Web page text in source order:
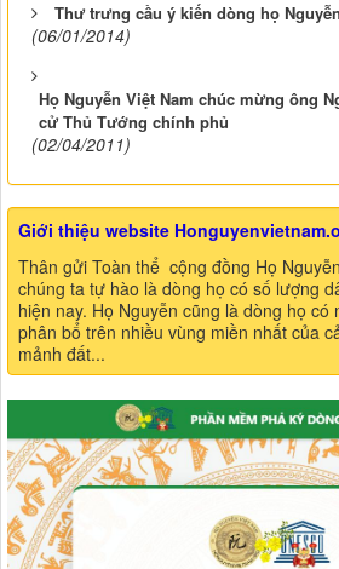
Thư trưng cầu ý kiến dòng họ
(06/01/2014)
Họ Nguyễn Việt Nam chúc mừng ông
cử Thủ Tướng chính phủ
(02/04/2011)
Giới thiệu website
Thân gửi Toàn thể cộng đồng Họ
chúng ta tự hào là dòng họ có số lượng
hiện nay. Họ Nguyễn cũng là dòng họ có
phân bổ trên nhiều vùng miền nhất của
mảnh đất...